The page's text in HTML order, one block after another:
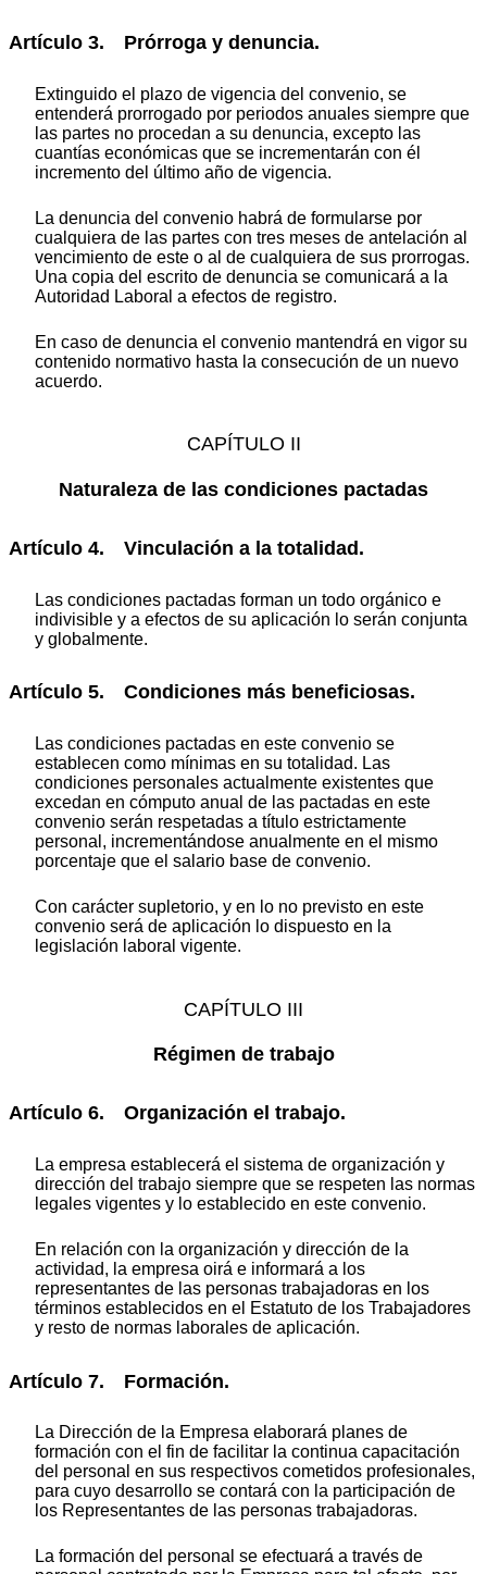
Artículo 3. Prórroga y denuncia.
Extinguido el plazo de vigencia del convenio, se
entenderá prorrogado por periodos anuales siempre que
las partes no procedan a su denuncia, excepto las
cuantías económicas que se incrementarán con él
incremento del último año de vigencia.
La denuncia del convenio habrá de formularse por
cualquiera de las partes con tres meses de antelación al
vencimiento de este o al de cualquiera de sus prorrogas.
Una copia del escrito de denuncia se comunicará a la
Autoridad Laboral a efectos de registro.
En caso de denuncia el convenio mantendrá en vigor su
contenido normativo hasta la consecución de un nuevo
acuerdo.
CAPÍTULO II
Naturaleza de las condiciones pactadas
Artículo 4. Vinculación a la totalidad.
Las condiciones pactadas forman un todo orgánico e
indivisible y a efectos de su aplicación lo serán conjunta
y globalmente.
Artículo 5. Condiciones más beneficiosas.
Las condiciones pactadas en este convenio se
establecen como mínimas en su totalidad. Las
condiciones personales actualmente existentes que
excedan en cómputo anual de las pactadas en este
convenio serán respetadas a título estrictamente
personal, incrementándose anualmente en el mismo
porcentaje que el salario base de convenio.
Con carácter supletorio, y en lo no previsto en este
convenio será de aplicación lo dispuesto en la
legislación laboral vigente.
CAPÍTULO III
Régimen de trabajo
Artículo 6. Organización el trabajo.
La empresa establecerá el sistema de organización y
dirección del trabajo siempre que se respeten las normas
legales vigentes y lo establecido en este convenio.
En relación con la organización y dirección de la
actividad, la empresa oirá e informará a los
representantes de las personas trabajadoras en los
términos establecidos en el Estatuto de los Trabajadores
y resto de normas laborales de aplicación.
Artículo 7. Formación.
La Dirección de la Empresa elaborará planes de
formación con el fin de facilitar la continua capacitación
del personal en sus respectivos cometidos profesionales,
para cuyo desarrollo se contará con la participación de
los Representantes de las personas trabajadoras.
La formación del personal se efectuará a través de